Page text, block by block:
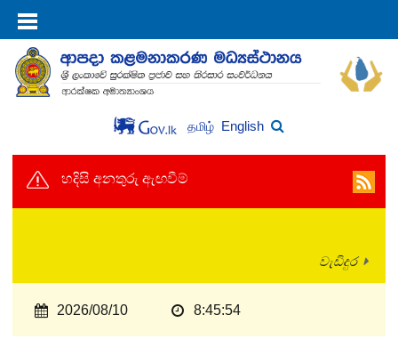
தமிழ் English
හදිසි අනතුරු ඇඟවීම්
වැඩිදුර
2026/08/10 8:45:55